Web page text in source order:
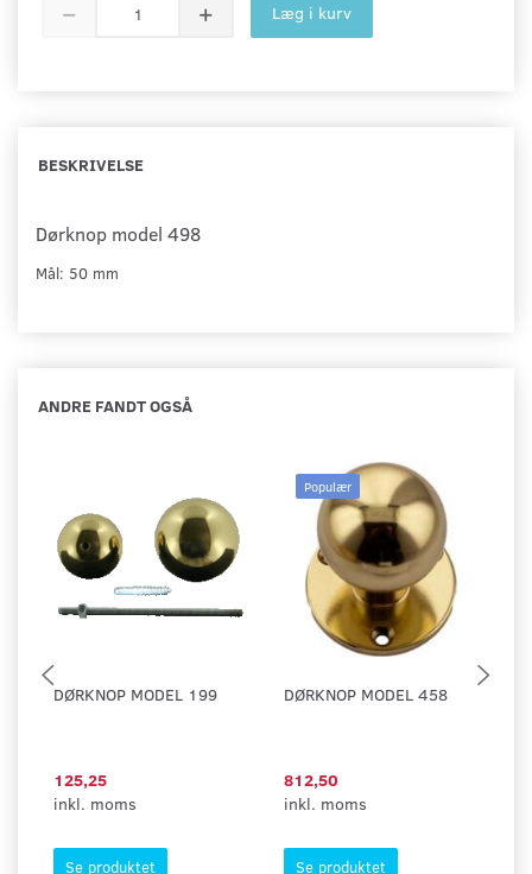
Læg i kurv
BESKRIVELSE
Dørknop model 498
Mål: 50 mm
ANDRE FANDT OGSÅ
DØRKNOP MODEL 199
125,25
inkl. moms
Se produktet
Populær
DØRKNOP MODEL 458
812,50
inkl. moms
Se produktet